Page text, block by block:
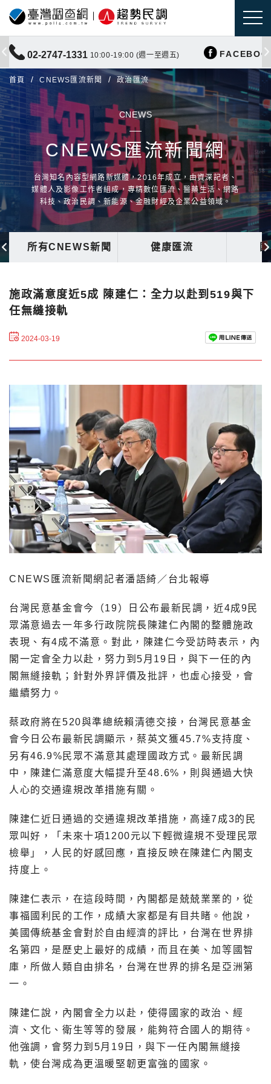
02-2747-1331 10:00-19:00 (週一至週五)
首頁 CNEWS匯流新聞 政治匯流
CNEWS
CNEWS匯流新聞網
台灣知名內容型網路新媒體，2016年成立，由資深記者、
媒體人及影像工作者組成，專精數位匯流、醫藥生活、網路
科技、政治民調、新能源、金融財經及企業公益領域。
所有CNEWS新聞 健康匯流
施政滿意度近5成 陳建仁：全力以赴到519與下
任無縫接軌
2024-03-19
CNEWS匯流新聞網記者潘語綺／台北報導
台灣民意基金會今（19）日公布最新民調，近4成9民
眾滿意過去一年多行政院院長陳建仁內閣的整體施政
表現、有4成不滿意。對此，陳建仁今受訪時表示，內
閣一定會全力以赴，努力到5月19日，與下一任的內
閣無縫接軌；針對外界評價及批評，也虛心接受，會
繼續努力。
蔡政府將在520與準總統賴清德交接，台灣民意基金
會今日公布最新民調顯示，蔡英文獲45.7%支持度、
另有46.9%民眾不滿意其處理國政方式。最新民調
中，陳建仁滿意度大幅提升至48.6%，則與通過大快
人心的交通違規改革措施有關。
陳建仁近日通過的交通違規改革措施，高達7成3的民
眾叫好，「未來十項1200元以下輕微違規不受理民眾
檢舉」，人民的好感回應，直接反映在陳建仁內閣支
持度上。
陳建仁表示，在這段時間，內閣都是兢兢業業的，從
事福國利民的工作，成績大家都是有目共睹。他說，
美國傳統基金會對於自由經濟的評比，台灣在世界排
名第四，是歷史上最好的成績，而且在美、加等國智
庫，所做人類自由排名，台灣在世界的排名是亞洲第
一。
陳建仁說，內閣會全力以赴，使得國家的政治、經
濟、文化、衛生等等的發展，能夠符合國人的期待。
他強調，會努力到5月19日，與下一任內閣無縫接
軌，使台灣成為更溫暖堅韌更富強的國家。